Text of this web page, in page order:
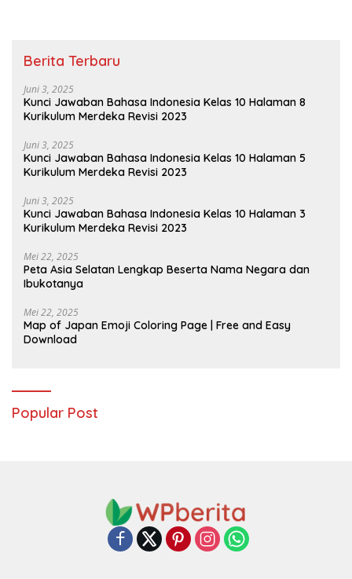
Berita Terbaru
Juni 3, 2025
Kunci Jawaban Bahasa Indonesia Kelas 10 Halaman 8
Kurikulum Merdeka Revisi 2023
Juni 3, 2025
Kunci Jawaban Bahasa Indonesia Kelas 10 Halaman 5
Kurikulum Merdeka Revisi 2023
Juni 3, 2025
Kunci Jawaban Bahasa Indonesia Kelas 10 Halaman 3
Kurikulum Merdeka Revisi 2023
Mei 22, 2025
Peta Asia Selatan Lengkap Beserta Nama Negara dan
Ibukotanya
Mei 22, 2025
Map of Japan Emoji Coloring Page | Free and Easy
Download
Popular Post